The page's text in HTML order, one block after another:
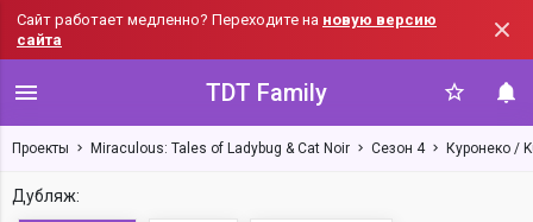
Сайт работает медленно? Переходите на новую версию
сайта
TDT Family
Проекты Miraculous: Tales of Ladybug & Cat Noir Сезон 4 Куронеко /
Дубляж: